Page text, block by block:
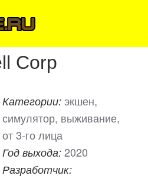
Corp
Категории: экшен,
симулятор, выживание,
от 3-го лица
Год выхода: 2020
Разработчик: